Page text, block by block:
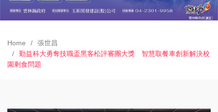
Home
張世昌
勤益科大勇奪技職盃黑客松評審團大獎 智慧取餐車創新解決校
園剩食問題